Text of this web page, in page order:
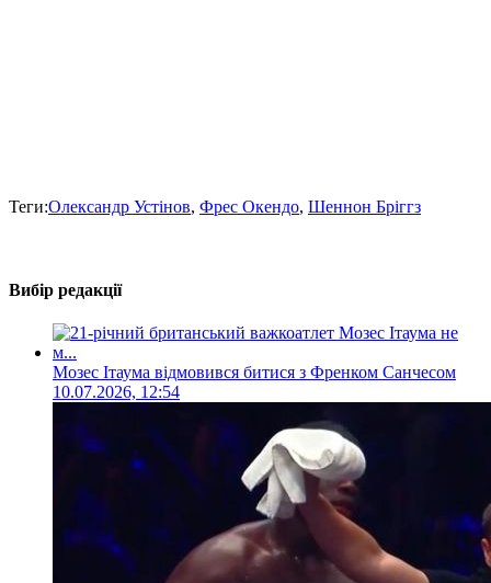
Теги:Олександр Устінов, Фрес Окендо, Шеннон Бріггз
Вибір редакції
Мозес Ітаума відмовився битися з Френком Санчесом
10.07.2026, 12:54